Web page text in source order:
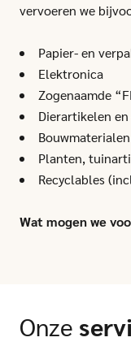
vervoeren we
Papier- en
Elektronica
Zogenaamde
Dierartikelen
Bouwmaterialen
Planten,
Recyclables
Wat mogen we
Onze